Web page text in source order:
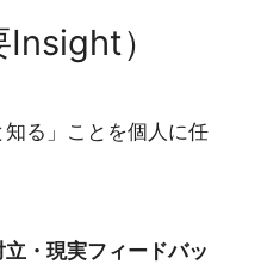
）
知る」ことを個人に任
・現実フィードバッ